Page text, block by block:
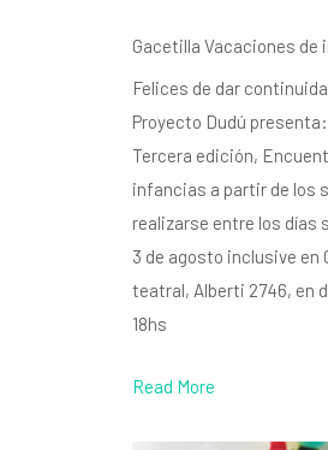
Gacetilla Vacaciones de
Felices de dar
Proyecto Dudú presenta:
Tercera edición,
infancias a partir de los
realizarse entre los días
3 de agosto inclusive
teatral, Alberti 2746, en
18hs
Read More